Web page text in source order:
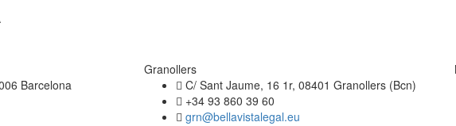
Barcelona
Granollers
C/ Sant Jaume, 16 1r, 08401 Granollers (Bcn)
+34 93 860 39 60
grn@bellavistalegal.eu